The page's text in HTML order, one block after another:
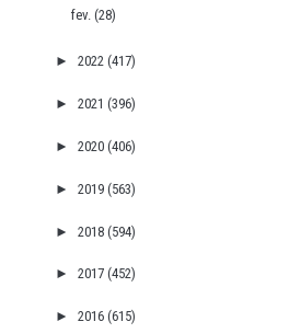
fev.(28)
► 2022 (417)
► 2021 (396)
► 2020 (406)
► 2019 (563)
► 2018 (594)
► 2017 (452)
► 2016 (615)